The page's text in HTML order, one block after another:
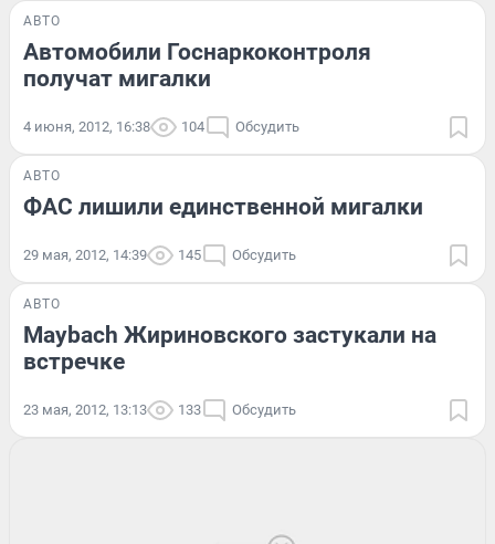
АВТО
Автомобили Госнаркоконтроля
получат мигалки
4 июня, 2012, 16:38 104 Обсудить
АВТО
ФАС лишили единственной мигалки
29 мая, 2012, 14:39 145 Обсудить
АВТО
Maybach Жириновского застукали на
встречке
23 мая, 2012, 13:13 133 Обсудить